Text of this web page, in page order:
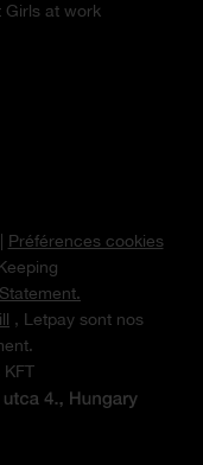
Girls at work
Préférences cookies
, Letpay sont nos